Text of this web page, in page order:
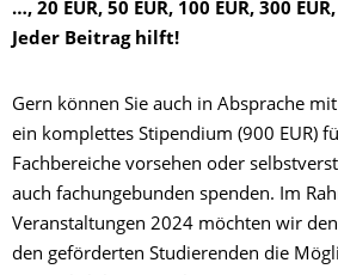
…, 20 EUR, 50 EUR, 100 EUR, 300
Jeder Beitrag hilft!
Gern können Sie auch in Absprache
ein komplettes Stipendium (900 EUR)
Fachbereiche vorsehen oder
auch fachungebunden spenden. Im
Veranstaltungen 2024 möchten wir
den geförderten Studierenden die